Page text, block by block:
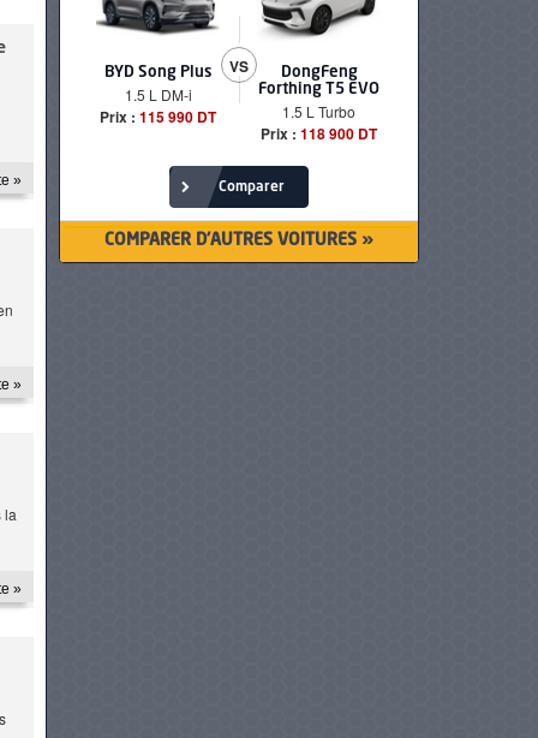
»
»
la
»
BYD Song Plus
1.5 L DM-i
Prix : 115 990 DT
VS
DongFeng
Forthing T5 EVO
1.5 L Turbo
Prix : 118 900 DT
Comparer
COMPARER D'AUTRES VOITURES »